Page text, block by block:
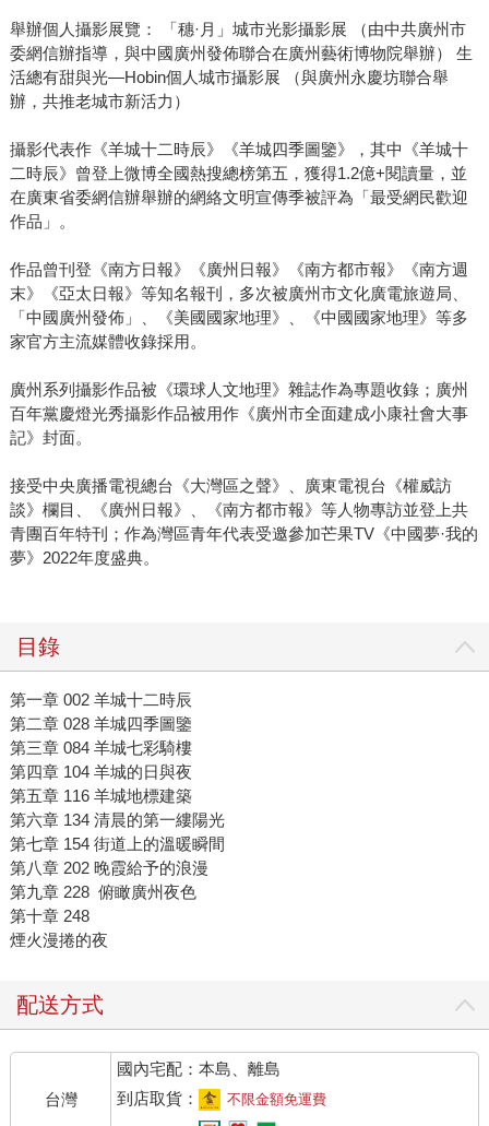
舉辦個人攝影展覽： 「穗·月」城市光影攝影展 （由中共廣州市
委網信辦指導，與中國廣州發佈聯合在廣州藝術博物院舉辦） 生
活總有甜與光—Hobin個人城市攝影展 （與廣州永慶坊聯合舉
辦，共推老城市新活力）
攝影代表作《羊城十二時辰》《羊城四季圖鑒》，其中《羊城十
二時辰》曾登上微博全國熱搜總榜第五，獲得1.2億+閱讀量，並
在廣東省委網信辦舉辦的網絡文明宣傳季被評為「最受網民歡迎
作品」。
作品曾刊登《南方日報》《廣州日報》《南方都市報》《南方週
末》《亞太日報》等知名報刊，多次被廣州市文化廣電旅遊局、
「中國廣州發佈」、《美國國家地理》、《中國國家地理》等多
家官方主流媒體收錄採用。
廣州系列攝影作品被《環球人文地理》雜誌作為專題收錄；廣州
百年黨慶燈光秀攝影作品被用作《廣州市全面建成小康社會大事
記》封面。
接受中央廣播電視總台《大灣區之聲》、廣東電視台《權威訪
談》欄目、《廣州日報》、《南方都市報》等人物專訪並登上共
青團百年特刊；作為灣區青年代表受邀參加芒果TV《中國夢·我的
夢》2022年度盛典。
目錄
第一章 002 羊城十二時辰
第二章 028 羊城四季圖鑒
第三章 084 羊城七彩騎樓
第四章 104 羊城的日與夜
第五章 116 羊城地標建築
第六章 134 清晨的第一縷陽光
第七章 154 街道上的溫暖瞬間
第八章 202 晚霞給予的浪漫
第九章 228 俯瞰廣州夜色
第十章 248
煙火漫捲的夜
配送方式
台灣
國內宅配：本島、離島
到店取貨：
不限金額免運費